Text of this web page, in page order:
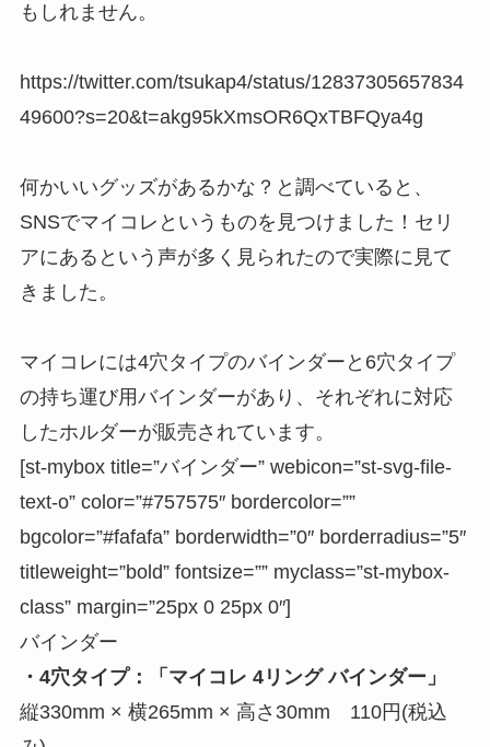
もしれません。
https://twitter.com/tsukap4/status/12837305657834
49600?s=20&t=akg95kXmsOR6QxTBFQya4g
何かいいグッズがあるかな？と調べていると、
SNSでマイコレというものを見つけました！セリ
アにあるという声が多く見られたので実際に見て
きました。
マイコレには4穴タイプのバインダーと6穴タイプ
の持ち運び用バインダーがあり、それぞれに対応
したホルダーが販売されています。
[st-mybox title=”バインダー” webicon=”st-svg-file-
text-o” color=”#757575″ bordercolor=””
bgcolor=”#fafafa” borderwidth=”0″ borderradius=”5″
titleweight=”bold” fontsize=”” myclass=”st-mybox-
class” margin=”25px 0 25px 0″]
バインダー
・4穴タイプ：「マイコレ 4リング バインダー」
縦330mm × 横265mm × 高さ30mm 110円(税込